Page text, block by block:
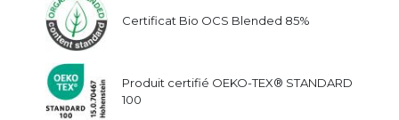
Certificat Bio OCS Blended 85%
Produit certifié OEKO-TEX® STANDARD
100